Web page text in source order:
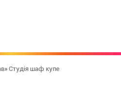
Студія шаф купе